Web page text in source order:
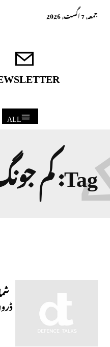
جمعہ, 7 اگست, 2026
ALL
Tag:کم